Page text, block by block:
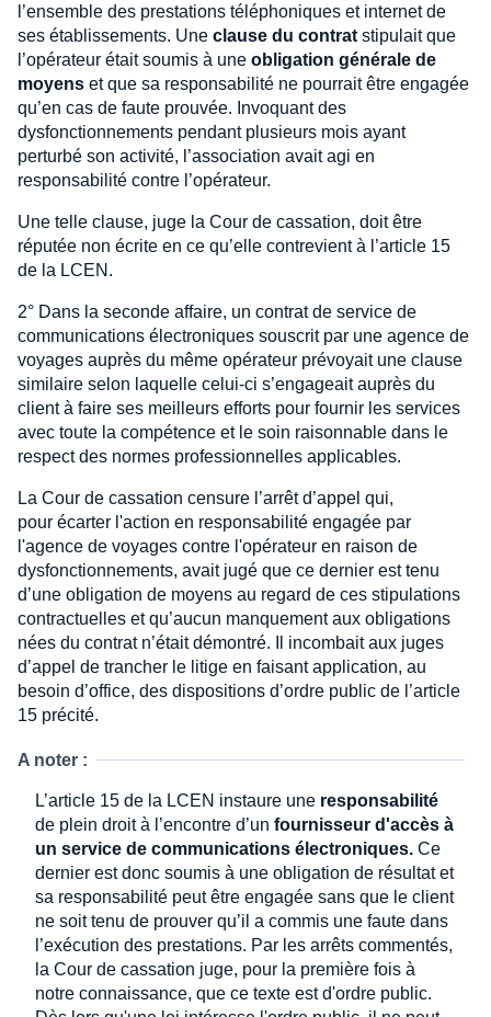
l’ensemble des prestations téléphoniques et internet de
ses établissements. Une clause du contrat stipulait que
l’opérateur était soumis à une obligation générale de
moyens et que sa responsabilité ne pourrait être engagée
qu’en cas de faute prouvée. Invoquant des
dysfonctionnements pendant plusieurs mois ayant
perturbé son activité, l’association avait agi en
responsabilité contre l’opérateur.
Une telle clause, juge la Cour de cassation, doit être
réputée non écrite en ce qu’elle contrevient à l’article 15
de la LCEN.
2° Dans la seconde affaire, un contrat de service de
communications électroniques souscrit par une agence de
voyages auprès du même opérateur prévoyait une clause
similaire selon laquelle celui-ci s’engageait auprès du
client à faire ses meilleurs efforts pour fournir les services
avec toute la compétence et le soin raisonnable dans le
respect des normes professionnelles applicables.
La Cour de cassation censure l’arrêt d’appel qui,
pour écarter l'action en responsabilité engagée par
l'agence de voyages contre l'opérateur en raison de
dysfonctionnements, avait jugé que ce dernier est tenu
d’une obligation de moyens au regard de ces stipulations
contractuelles et qu’aucun manquement aux obligations
nées du contrat n’était démontré. Il incombait aux juges
d’appel de trancher le litige en faisant application, au
besoin d’office, des dispositions d’ordre public de l’article
15 précité.
A noter :
L’article 15 de la LCEN instaure une responsabilité
de plein droit à l’encontre d’un fournisseur d'accès à
un service de communications électroniques. Ce
dernier est donc soumis à une obligation de résultat et
sa responsabilité peut être engagée sans que le client
ne soit tenu de prouver qu’il a commis une faute dans
l’exécution des prestations. Par les arrêts commentés,
la Cour de cassation juge, pour la première fois à
notre connaissance, que ce texte est d'ordre public.